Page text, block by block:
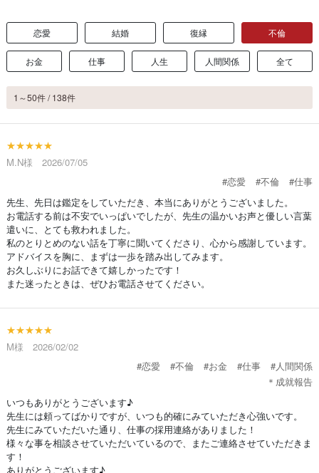
恋愛 結婚 復縁 不倫
お金 仕事 人生 人間関係 全て
1～50件 / 138件
★★★★★
M.N様 2026/07/05
#恋愛
#不倫
#仕事
先生、先日は鑑定をしていただき、本当にありがとうございました。
お電話する前は不安でいっぱいでしたが、先生の温かいお声と優しい言葉
遣いに、とても救われました。
私のとりとめのない話を丁寧に聞いてくださり、心から感謝しています。
アドバイスを胸に、まずは一歩を踏み出してみます。
お久しぶりにお話できて嬉しかったです！
また迷ったときは、ぜひお電話させてください。
★★★★★
M様 2026/02/02
#恋愛
#不倫 #お金 #仕事
#人間関係
＊成就報告
いつもありがとうございます♪
先生には頼ってばかりですが、いつも的確にみていただき心強いです。
先生にみていただいた通り、仕事の採用連絡がありました！
様々な事を相談させていただいているので、またご連絡させていただきま
す！
ありがとうございます♪